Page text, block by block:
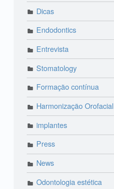
Dicas
Endodontics
Entrevista
Stomatology
Formação contínua
Harmonização Orofacial
implantes
Press
News
Odontologia estética